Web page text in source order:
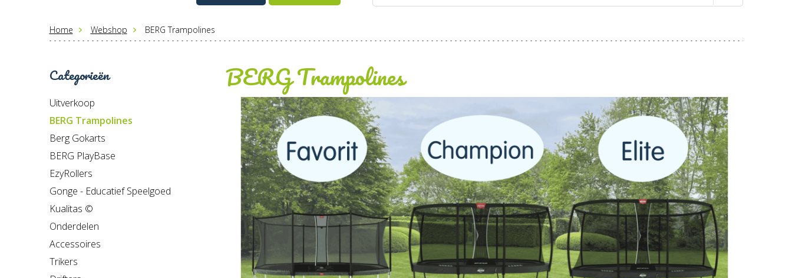
Home Webshop BERG Trampolines
Categorieën
Uitverkoop
BERG Trampolines
Berg Gokarts
BERG PlayBase
EzyRollers
Gonge - Educatief Speelgoed
Kualitas ©
Onderdelen
Accessoires
Trikers
BERG Trampolines